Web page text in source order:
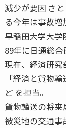
減少が要因 さ
る今年は事故増
早稲田大学大学
89年に日通総合
現在、経済研究
「経済と貨物
ど を担当。
貨物輸送の将来
被災地の交通